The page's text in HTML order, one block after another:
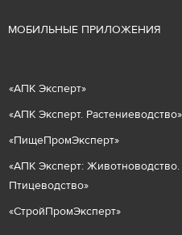
МОБИЛЬНЫЕ ПРИЛОЖЕНИЯ
«АПК Эксперт»
«АПК Эксперт. Растениеводство»
«ПищеПромЭксперт»
«АПК Эксперт: Животноводство.
Птицеводство»
«СтройПромЭксперт»